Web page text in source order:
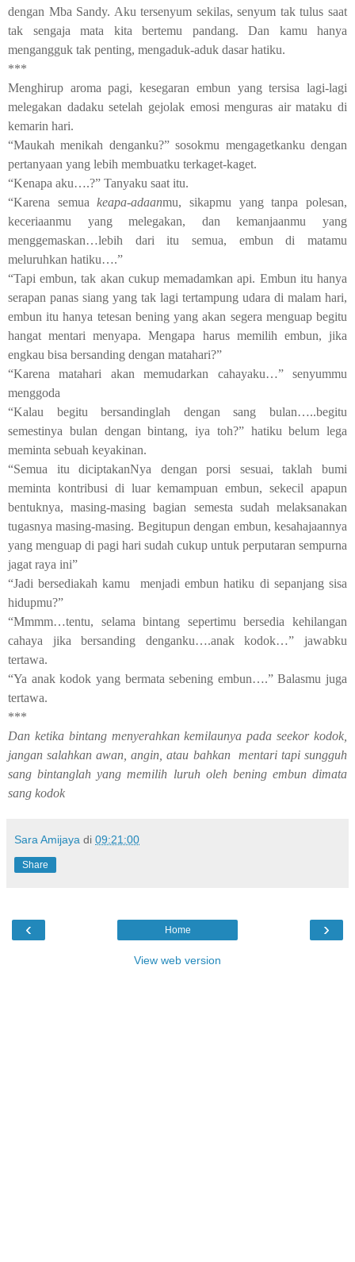
dengan Mba Sandy. Aku tersenyum sekilas, senyum tak tulus saat
tak sengaja mata kita bertemu pandang. Dan kamu hanya
mengangguk tak penting, mengaduk-aduk dasar hatiku.
***
Menghirup aroma pagi, kesegaran embun yang tersisa lagi-lagi
melegakan dadaku setelah gejolak emosi menguras air mataku di
kemarin hari.
“Maukah menikah denganku?” sosokmu mengagetkanku dengan
pertanyaan yang lebih membuatku terkaget-kaget.
“Kenapa aku….?” Tanyaku saat itu.
“Karena semuakeapa-adaanmu, sikapmu yang tanpa polesan,
keceriaanmu yang melegakan, dan kemanjaanmu yang
menggemaskan…lebih dari itu semua, embun di matamu
meluruhkan hatiku….”
“Tapi embun, tak akan cukup memadamkan api. Embun itu hanya
serapan panas siang yang tak lagi tertampung udara di malam hari,
embun itu hanya tetesan bening yang akan segera menguap begitu
hangat mentari menyapa. Mengapa harus memilih embun, jika
engkau bisa bersanding dengan matahari?”
“Karena matahari akan memudarkan cahayaku…” senyummu
menggoda
“Kalau begitu bersandinglah dengan sang bulan…..begitu
semestinya bulan dengan bintang, iya toh?” hatiku belum lega
meminta sebuah keyakinan.
“Semua itu diciptakanNya dengan porsi sesuai, taklah bumi
meminta kontribusi di luar kemampuan embun, sekecil apapun
bentuknya, masing-masing bagian semesta sudah melaksanakan
tugasnya masing-masing. Begitupun dengan embun, kesahajaannya
yang menguap di pagi hari sudah cukup untuk perputaran sempurna
jagat raya ini”
“Jadi bersediakah kamu
menjadi embun hatiku di sepanjang sisa
hidupmu?”
“Mmmm…tentu, selama bintang sepertimu bersedia kehilangan
cahaya jika bersanding denganku….anak kodok…” jawabku
tertawa.
“Ya anak kodok yang bermata sebening embun….” Balasmu juga
tertawa.
***
Dan ketika bintang menyerahkan kemilaunya pada seekor kodok,
jangan salahkan awan, angin, atau bahkan
mentari tapi sungguh
sang bintanglah yang memilih luruh oleh bening embun dimata
sang kodok
Sara Amijaya di 09:21:00
Share
‹ ›
Home
View web version